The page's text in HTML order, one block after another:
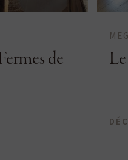
de